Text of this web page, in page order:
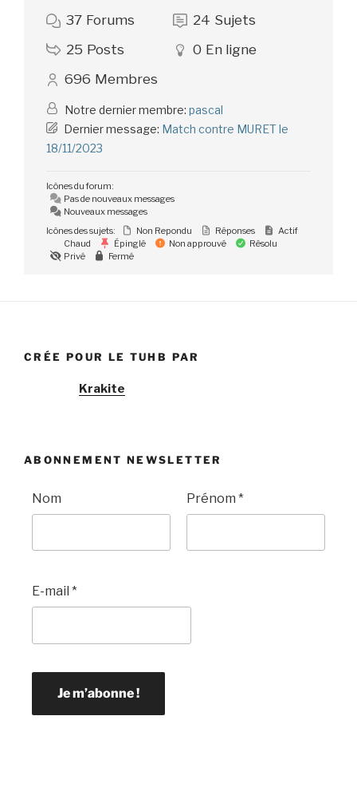
37 Forums 24 Sujets
25 Posts 0 En ligne
696 Membres
Notre dernier membre: pascal
Dernier message: Match contre MURET le
18/11/2023
Icônes du forum:
Pas de nouveaux messages
Nouveaux messages
Icônes des sujets:
Non Repondu Réponses
Actif
Chaud
Épinglé Non approuvé
Résolu
Privé
Fermé
CRÉE POUR LE TUHB PAR
Krakite
ABONNEMENT NEWSLETTER
Nom Prénom *
E-mail *